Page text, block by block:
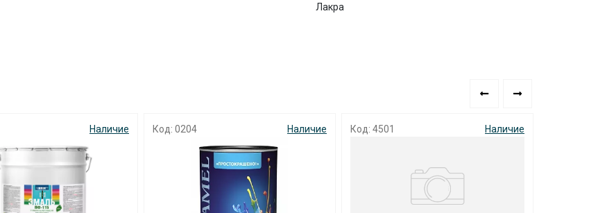
Лакра
Наличие Код: 0204 Наличие Код: 4501 Наличие